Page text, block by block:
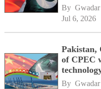
By
Jul 6, 2026
Pakistan,
of CPEC
By